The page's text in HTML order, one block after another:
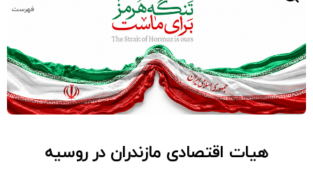
فهرست
هیات اقتصادی مازندران در روسیه